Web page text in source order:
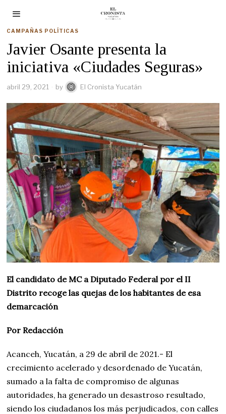
CAMPAÑAS POLÍTICAS
Javier Osante presenta la
iniciativa «Ciudades Seguras»
abril 29, 2021 by El Cronista Yucatán
El candidato de MC a Diputado Federal por el II
Distrito recoge las quejas de los habitantes de esa
demarcación
Por Redacción
Acanceh, Yucatán, a 29 de abril de 2021.- El
crecimiento acelerado y desordenado de Yucatán,
sumado a la falta de compromiso de algunas
autoridades, ha generado un desastroso resultado,
siendo los ciudadanos los más perjudicados, con calles